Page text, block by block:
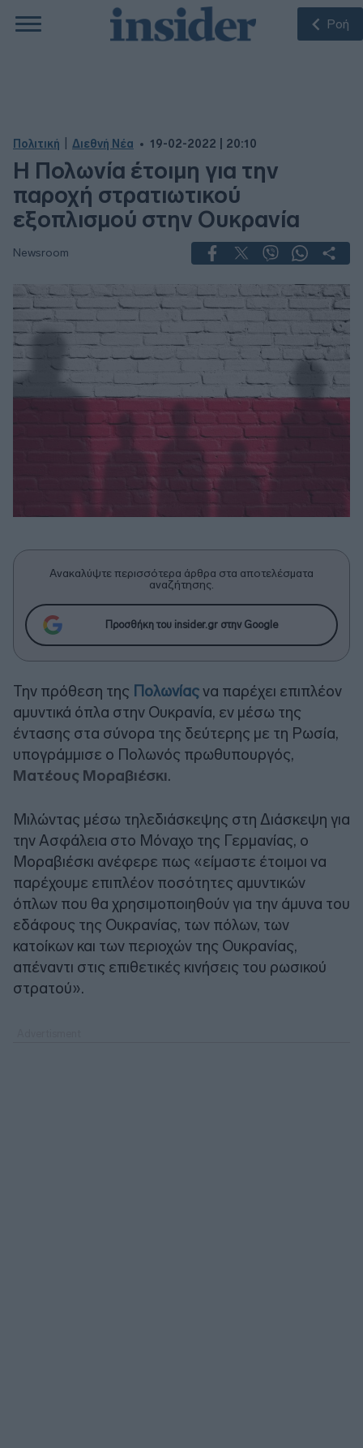
Ροή
Πολιτική Διεθνή Νέα 19-02-2022 | 20:10
Η Πολωνία έτοιμη για την
παροχή στρατιωτικού
εξοπλισμού στην Ουκρανία
Newsroom
Ανακαλύψτε περισσότερα άρθρα στα αποτελέσματα
αναζήτησης.
Προσθήκη του insider.gr στην Google
Την πρόθεση της Πολωνίαςνα παρέχει επιπλέον
αμυντικά όπλα στην Ουκρανία, εν μέσω της
έντασης στα σύνορα της δεύτερης με τη Ρωσία,
υπογράμμισε ο Πολωνός πρωθυπουργός,
Ματέους Μοραβιέσκι.
Μιλώντας μέσω τηλεδιάσκεψης στη Διάσκεψη για
την Ασφάλεια στο Μόναχο της Γερμανίας, ο
Μοραβιέσκι ανέφερε πως «είμαστε έτοιμοι να
παρέχουμε επιπλέον ποσότητες αμυντικών
όπλων που θα χρησιμοποιηθούν για την άμυνα του
εδάφους της Ουκρανίας, των πόλων, των
κατοίκων και των περιοχών της Ουκρανίας,
απέναντι στις επιθετικές κινήσεις του ρωσικού
στρατού».